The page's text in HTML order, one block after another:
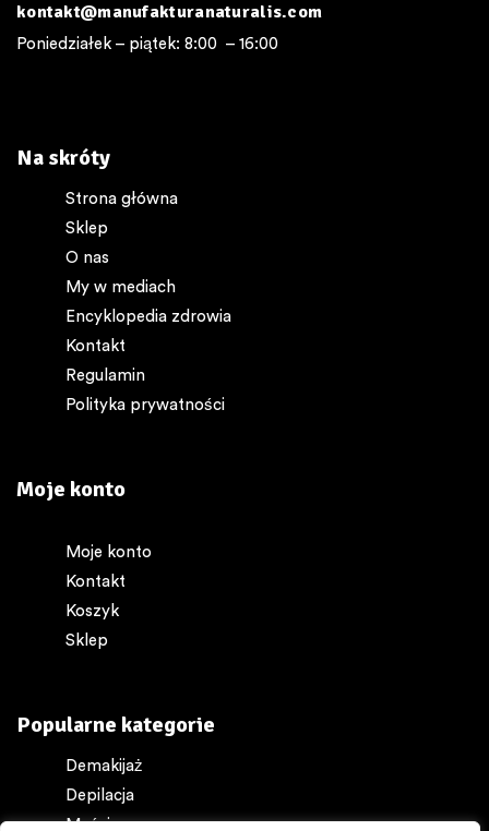
Na skróty
Strona główna
Sklep
O nas
My w mediach
Encyklopedia zdrowia
Kontakt
Regulamin
Polityka prywatności
Moje konto
Moje konto
Kontakt
Koszyk
Sklep
Popularne kategorie
Demakijaż
Depilacja
Maści
kontakt@manufakturanaturalis.com
Poniedziałek – piątek: 8:00 – 16:00